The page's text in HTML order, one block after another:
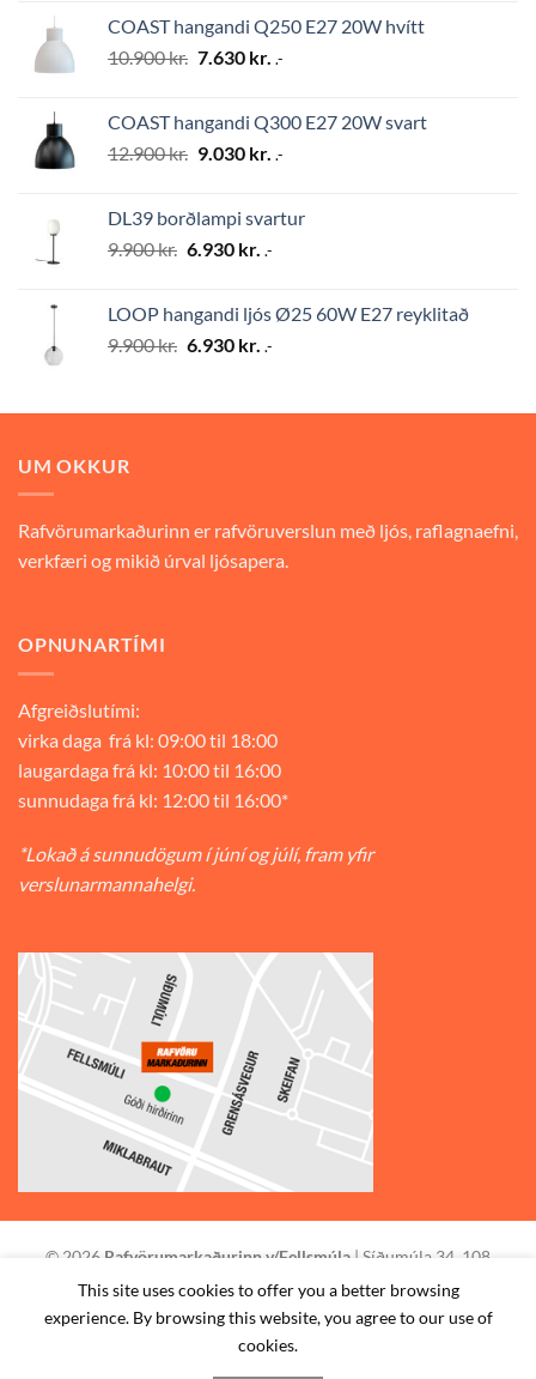
10.900 kr..7.630 kr..
COAST hangandi Q250 E27 20W hvítt
10.900kr. Original
10.900 kr..
7.630 kr. Current
7.630 kr..
.-
COAST hangandi Q300 E27 20W svart
12.900kr. Original
12.900 kr..
9.030 kr. Current
9.030 kr..
.-
DL39 borðlampi svartur
9.900kr. Original
9.900 kr..
6.930 kr. Current
6.930 kr..
.-
LOOP hangandi ljós Ø25 60W E27 reyklitað
9.900kr. Original
9.900 kr..
6.930 kr. Current
6.930 kr..
.-
UM OKKUR
Rafvörumarkaðurinn er rafvöruverslun með ljós, raflagnaefni,
verkfæri og mikið úrval ljósapera.
OPNUNARTÍMI
Afgreiðslutími:
virka daga frá kl: 09:00 til 18:00
laugardaga frá kl: 10:00 til 16:00
sunnudaga frá kl: 12:00 til 16:00*
*Lokað á sunnudögum í júní og júlí, fram yfir
verslunarmannahelgi.
© 2026 Rafvörumarkaðurinn v/Fellsmúla | Síðumúla 34, 108
Reykjavík | S: 585-2888 |
STAÐSETNING HAFA SAMBAND SKILMÁLAR
This site uses cookies to offer you a better browsing
experience. By browsing this website, you agree to our use of
cookies.